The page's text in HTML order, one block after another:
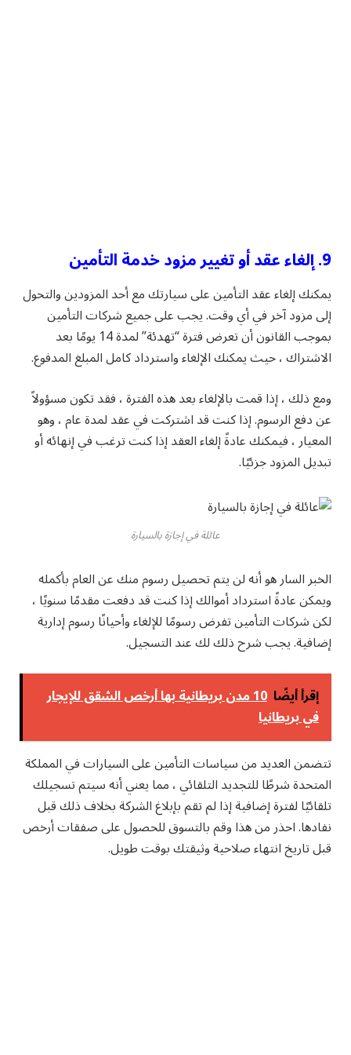
9. إلغاء عقد أو تغيير مزود خدمة التأمين
يمكنك إلغاء عقد التأمين على سيارتك مع أحد المزودين والتحول
إلى مزود آخر في أي وقت. يجب على جميع شركات التأمين
بموجب القانون أن تعرض فترة “تهدئة” لمدة 14 يومًا بعد
الاشتراك ، حيث يمكنك الإلغاء واسترداد كامل المبلغ المدفوع.
ومع ذلك ، إذا قمت بالإلغاء بعد هذه الفترة ، فقد تكون مسؤولاً
عن دفع الرسوم. إذا كنت قد اشتركت في عقد لمدة عام ، وهو
المعيار ، فيمكنك عادةً إلغاء العقد إذا كنت ترغب في إنهائه أو
تبديل المزود جزئيًا.
عائلة في إجازة بالسيارة
الخبر السار هو أنه لن يتم تحصيل رسوم منك عن العام بأكمله
ويمكن عادةً استرداد أموالك إذا كنت قد دفعت مقدمًا سنويًا ،
لكن شركات التأمين تفرض رسومًا للإلغاء وأحيانًا رسوم إدارية
إضافية. يجب شرح ذلك لك عند التسجيل.
إقرأ أيضًا
10 مدن بريطانية بها أرخص الشقق للإيجار
في بريطانيا
تتضمن العديد من سياسات التأمين على السيارات في المملكة
المتحدة شرطًا للتجديد التلقائي ، مما يعني أنه سيتم تسجيلك
تلقائيًا لفترة إضافية إذا لم تقم بإبلاغ الشركة بخلاف ذلك قبل
نفادها. احذر من هذا وقم بالتسوق للحصول على صفقات أرخص
قبل تاريخ انتهاء صلاحية وثيقتك بوقت طويل.